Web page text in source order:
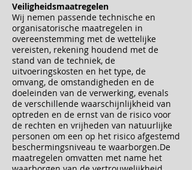
Veiligheidsmaatregelen
Wij nemen passende technische en
organisatorische maatregelen in
overeenstemming met de wettelijke
vereisten, rekening houdend met de
stand van de techniek, de
uitvoeringskosten en het type, de
omvang, de omstandigheden en de
doeleinden van de verwerking, evenals
de verschillende waarschijnlijkheid van
optreden en de ernst van de risico voor
de rechten en vrijheden van natuurlijke
personen om een op het risico afgestemd
beschermingsniveau te waarborgen.De
maatregelen omvatten met name het